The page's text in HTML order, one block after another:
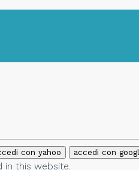
con yahoo accedi con
in this website.